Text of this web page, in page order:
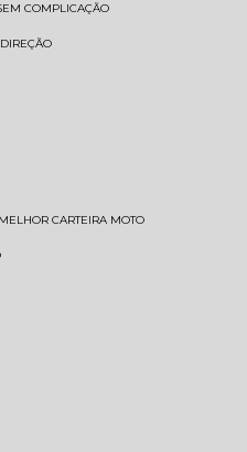
COMPLICAÇÃO
CARTEIRA MOTO